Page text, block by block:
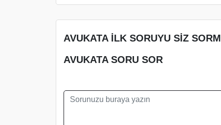
AVUKATA İLK SORUYU SİZ
AVUKATA SORU SOR